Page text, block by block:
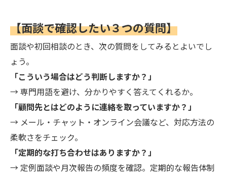
【面談で確認したい３つの質問】
面談や初回相談のとき、次の質問をしてみるとよいでし
ょう。
「こういう場合はどう判断しますか？」
→ 専門用語を避け、分かりやすく答えてくれるか。
「顧問先とはどのように連絡を取っていますか？」
→ メール・チャット・オンライン会議など、対応方法の
柔軟さをチェック。
「定期的な打ち合わせはありますか？」
→ 定例面談や月次報告の頻度を確認。定期的な報告体制